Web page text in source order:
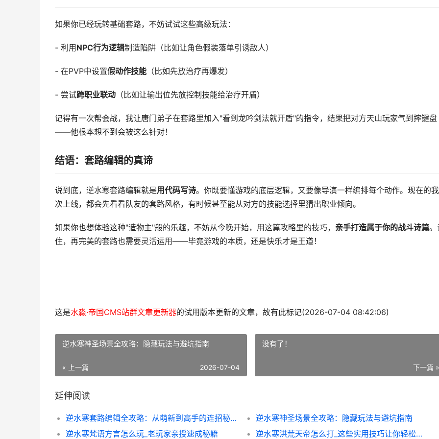
如果你已经玩转基础套路，不妨试试这些高级玩法：
- 利用 NPC行为逻辑制造陷阱（比如让角色假装落单引诱敌人）
- 在PVP中设置假动作技能 （比如先放治疗再爆发）
- 尝试跨职业联动 （比如让输出位先放控制技能给治疗开盾）
记得有一次帮会战，我让唐门弟子在套路里加入"看到龙吟剑法就开盾"的指令，结果把对方天山玩家气到摔键盘
——他根本想不到会被这么针对！
结语：套路编辑的真谛
说到底，逆水寒套路编辑就是用代码写诗。你既要懂游戏的底层逻辑，又要像导演一样编排每个动作。现在的
次上线，都会先看看队友的套路风格，有时候甚至能从对方的技能选择里猜出职业倾向。
如果你也想体验这种"造物主"般的乐趣，不妨从今晚开始，用这篇攻略里的技巧， 亲手打造属于你的战斗诗篇。
住，再完美的套路也需要灵活运用——毕竟游戏的本质，还是快乐才是王道！
这是水淼·帝国CMS站群文章更新器的试用版本更新的文章，故有此标记(2026-07-04 08:42:06)
逆水寒神圣场景全攻略：隐藏玩法与避坑指南
« 上一篇 2026-07-04
没有了！
下一篇 »
延伸阅读
逆水寒套路编辑全攻略：从萌新到高手的连招秘籍
逆水寒神圣场景全攻略：隐藏玩法与避坑指南
逆水寒梵语方言怎么玩_老玩家亲授速成秘籍
逆水寒洪荒天帝怎么打_这些实用技巧让你轻松通关